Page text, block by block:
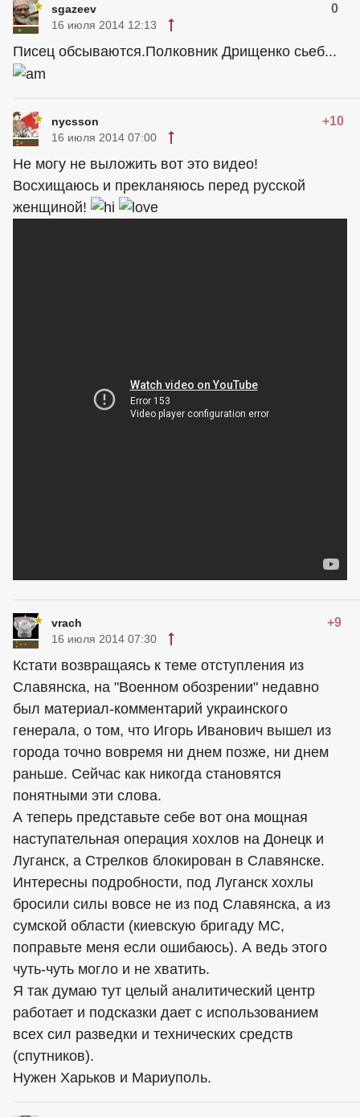
sgazeev 0
16 июля 2014 12:13
Писец обсываются.Полковник Дрищенко сьеб...
nycsson +10
16 июля 2014 07:00
Не могу не выложить вот это видео!
Восхищаюсь и прекланяюсь перед русской
женщиной!
vrach +9
16 июля 2014 07:30
Кстати возвращаясь к теме отступления из
Славянска, на "Военном обозрении" недавно
был материал-комментарий украинского
генерала, о том, что Игорь Иванович вышел из
города точно вовремя ни днем позже, ни днем
раньше. Сейчас как никогда становятся
понятными эти слова.
А теперь представьте себе вот она мощная
наступательная операция хохлов на Донецк и
Луганск, а Стрелков блокирован в Славянске.
Интересны подробности, под Луганск хохлы
бросили силы вовсе не из под Славянска, а из
сумской области (киевскую бригаду МС,
поправьте меня если ошибаюсь). А ведь этого
чуть-чуть могло и не хватить.
Я так думаю тут целый аналитический центр
работает и подсказки дает с использованием
всех сил разведки и технических средств
(спутников).
Нужен Харьков и Мариуполь.